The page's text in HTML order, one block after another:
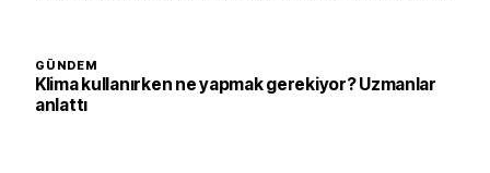
GÜNDEM
Klima kullanırken ne yapmak gerekiyor? Uzmanlar
anlattı